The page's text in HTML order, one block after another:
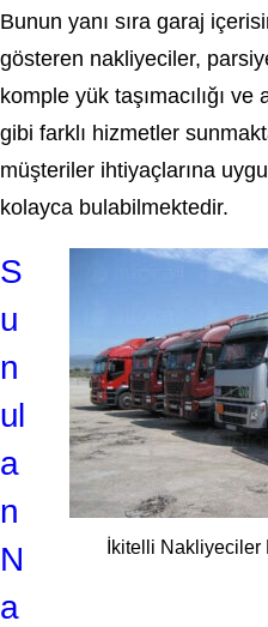
Bunun yanı sıra garaj
gösteren nakliyeciler,
komple yük taşımacılığı ve
gibi farklı hizmetler
müşteriler ihtiyaçlarına
kolayca bulabilmektedir.
İkitelli Nakliyeciler
S
u
n
ul
a
n
N
a